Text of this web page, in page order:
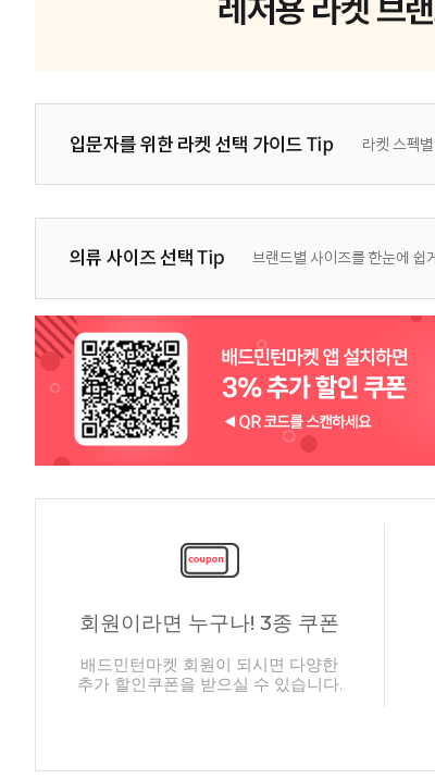
회원이라면 누구나! 3종 쿠폰
배드민턴마켓 회원이 되시면 다양한
추가 할인쿠폰을 받으실 수 있습니다.